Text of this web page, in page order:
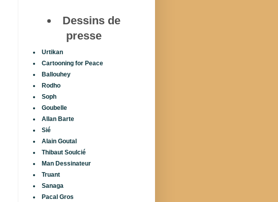
Dessins de
presse
Urtikan
Cartooning for Peace
Ballouhey
Rodho
Soph
Goubelle
Allan Barte
Sié
Alain Goutal
Thibaut Soulcié
Man Dessinateur
Truant
Sanaga
Pacal Gros